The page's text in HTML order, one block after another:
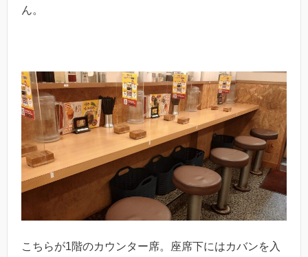
ん。
こちらが1階のカウンター席。座席下にはカバンを入